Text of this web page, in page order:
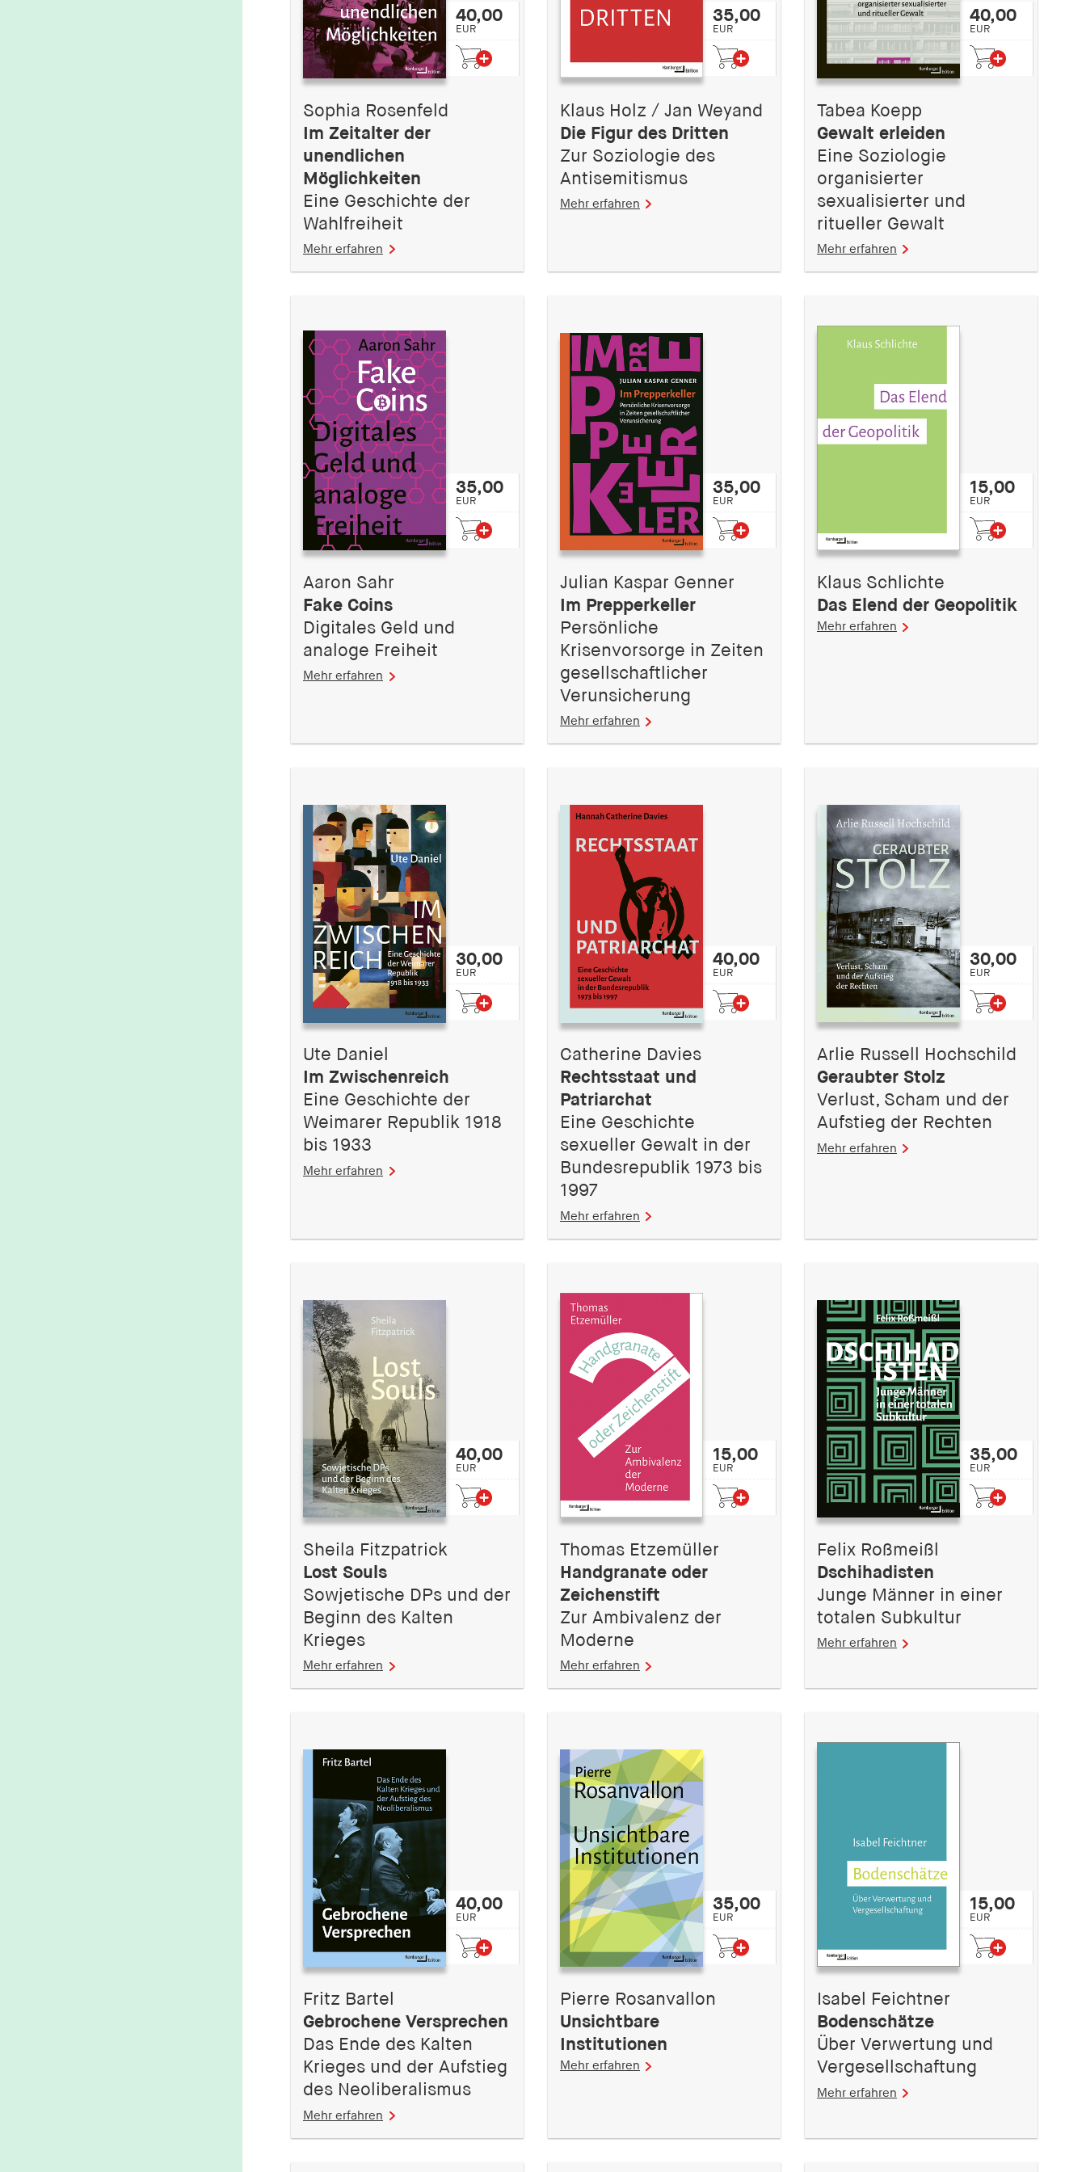
40,00
EUR
Sophia Rosenfeld
Im Zeitalter der
unendlichen
Möglichkeiten
Eine Geschichte der
Wahlfreiheit
Mehr erfahren
35,00
EUR
Klaus Holz / Jan Weyand
Die Figur des Dritten
Zur Soziologie des
Antisemitismus
Mehr erfahren
40,00
EUR
Tabea Koepp
Gewalt erleiden
Eine Soziologie
organisierter
sexualisierter und
ritueller Gewalt
Mehr erfahren
35,00
EUR
Aaron Sahr
Fake Coins
Digitales Geld und
analoge Freiheit
Mehr erfahren
35,00
EUR
Julian Kaspar Genner
Im Prepperkeller
Persönliche
Krisenvorsorge in Zeiten
gesellschaftlicher
Verunsicherung
Mehr erfahren
15,00
EUR
Klaus Schlichte
Das Elend der Geopolitik
Mehr erfahren
30,00
EUR
Ute Daniel
Im Zwischenreich
Eine Geschichte der
Weimarer Republik 1918
bis 1933
Mehr erfahren
40,00
EUR
Catherine Davies
Rechtsstaat und
Patriarchat
Eine Geschichte
sexueller Gewalt in der
Bundesrepublik 1973 bis
1997
Mehr erfahren
30,00
EUR
Arlie Russell Hochschild
Geraubter Stolz
Verlust, Scham und der
Aufstieg der Rechten
Mehr erfahren
40,00
EUR
Sheila Fitzpatrick
Lost Souls
Sowjetische DPs und der
Beginn des Kalten
Krieges
Mehr erfahren
15,00
EUR
Thomas Etzemüller
Handgranate oder
Zeichenstift
Zur Ambivalenz der
Moderne
Mehr erfahren
35,00
EUR
Felix Roßmeißl
Dschihadisten
Junge Männer in einer
totalen Subkultur
Mehr erfahren
40,00
EUR
Fritz Bartel
Gebrochene Versprechen
Das Ende des Kalten
Krieges und der Aufstieg
des Neoliberalismus
Mehr erfahren
35,00
EUR
Pierre Rosanvallon
Unsichtbare
Institutionen
Mehr erfahren
15,00
EUR
Isabel Feichtner
Bodenschätze
Über Verwertung und
Vergesellschaftung
Mehr erfahren